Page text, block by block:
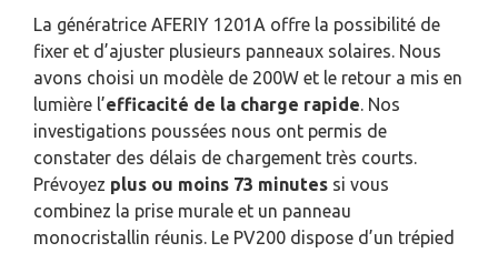
La génératrice AFERIY 1201A offre la possibilité de
fixer et d’ajuster plusieurs panneaux solaires. Nous
avons choisi un modèle de 200W et le retour a mis en
lumière l’efficacité de la charge rapide. Nos
investigations poussées nous ont permis de
constater des délais de chargement très courts.
Prévoyez plus ou moins 73 minutes si vous
combinez la prise murale et un panneau
monocristallin réunis. Le PV200 dispose d’un trépied